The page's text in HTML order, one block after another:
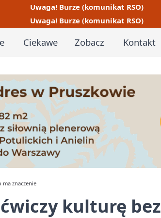
Uwaga! Burze (komunikat RSO)
Uwaga! Burze (komunikat RSO)
Ciekawe Zobacz Kontakt
znaczenie
kulturę bez